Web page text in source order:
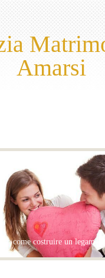
Amarsi
come costruire un legame